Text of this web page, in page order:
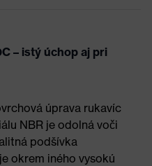
– istý úchop aj pri
úprava rukavíc
NBR je odolná voči
podšívka
okrem iného vysokú